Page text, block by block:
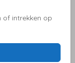
intrekken op